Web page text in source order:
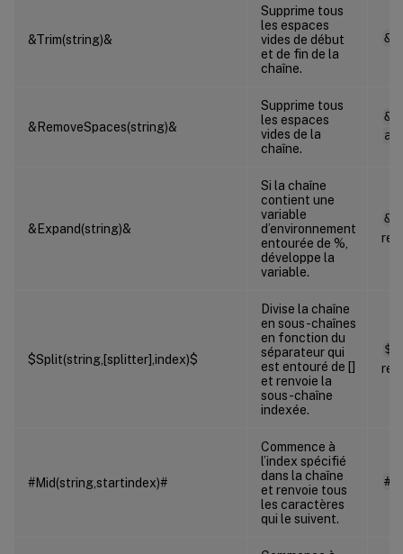
&Trim(string)&
Supprime tous
les espaces
vides de début
et de fin de la
chaîne.
&RemoveSpaces(string)&
Supprime tous
les espaces
vides de la
chaîne.
&Expand(string)&
Si la chaîne
contient une
variable
d’environnement
entourée de %,
développe la
variable.
$Split(string,[splitter],index)$
Divise la chaîne
en sous-chaînes
en fonction du
séparateur qui
est entouré de []
et renvoie la
sous-chaîne
indexée.
#Mid(string,startindex)#
Commence à
l’index spécifié
dans la chaîne
et renvoie tous
les caractères
qui le suivent.